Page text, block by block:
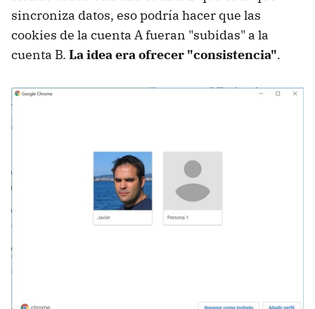
sincroniza datos, eso podría hacer que las
cookies de la cuenta A fueran "subidas" a la
cuenta B. La idea era ofrecer "consistencia".